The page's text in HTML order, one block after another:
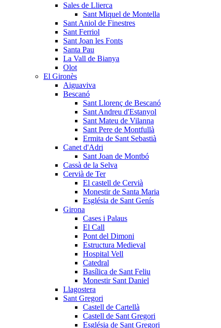
Sales de Llierca
Sant Miquel de Montella
Sant Aniol de Finestres
Sant Ferriol
Sant Joan les Fonts
Santa Pau
La Vall de Bianya
Olot
El Gironès
Aiguaviva
Bescanó
Sant Llorenç de Bescanó
Sant Andreu d'Estanyol
Sant Mateu de Vilanna
Sant Pere de Montfullà
Ermita de Sant Sebastià
Canet d'Adri
Sant Joan de Montbó
Cassà de la Selva
Cervià de Ter
El castell de Cervià
Monestir de Santa Maria
Església de Sant Genís
Girona
Cases i Palaus
El Call
Pont del Dimoni
Estructura Medieval
Hospital Vell
Catedral
Basílica de Sant Feliu
Monestir Sant Daniel
Llagostera
Sant Gregori
Castell de Cartellà
Castell de Sant Gregori
Església de Sant Gregori